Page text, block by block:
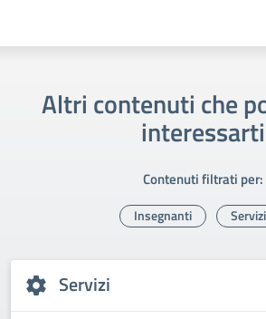
Altri contenuti che
interessarti
Contenuti filtrati per:
Insegnanti Servizi
Servizi